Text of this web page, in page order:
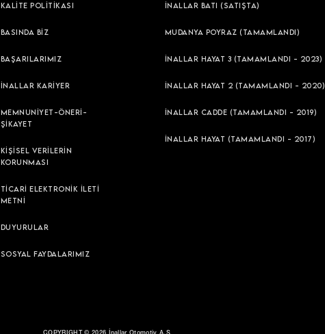
KALİTE POLİTİKASI
BASINDA BİZ
BAŞARILARIMIZ
İNALLAR KARİYER
MEMNUNİYET-ÖNERİ-
ŞİKAYET
KİŞİSEL VERİLERİN
KORUNMASI
TİCARİ ELEKTRONİK İLETİ
METNİ
DUYURULAR
SOSYAL FAYDALARIMIZ
İNALLAR BATI (SATIŞTA)
MUDANYA POYRAZ (TAMAMLANDI)
İNALLAR HAYAT 3 (TAMAMLANDI - 2023)
İNALLAR HAYAT 2 (TAMAMLANDI - 2020)
İNALLAR CADDE (TAMAMLANDI - 2019)
İNALLAR HAYAT (TAMAMLANDI - 2017)